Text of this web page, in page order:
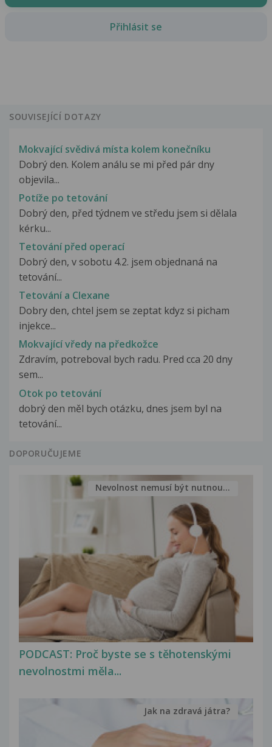
Přihlásit se
SOUVISEJÍCÍ DOTAZY
Mokvající svědivá místa kolem konečníku
Dobrý den. Kolem análu se mi před pár dny
objevila...
Potíže po tetování
Dobrý den, před týdnem ve středu jsem si dělala
kérku...
Tetování před operací
Dobrý den, v sobotu 4.2. jsem objednaná na
tetování...
Tetování a Clexane
Dobry den, chtel jsem se zeptat kdyz si picham
injekce...
Mokvající vředy na předkožce
Zdravím, potreboval bych radu. Pred cca 20 dny
sem...
Otok po tetování
dobrý den měl bych otázku, dnes jsem byl na
tetování...
DOPORUČUJEME
PODCAST: Proč byste se s těhotenskými
nevolnostmi měla...
Nevolnost nemusí být nutnou...
Jak na zdravá játra?